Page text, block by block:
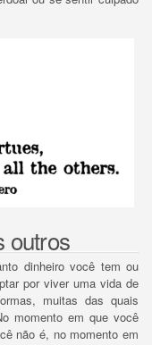
outros
dinheiro você tem ou
por viver uma vida de
muitas das quais
momento em que você
não é, no momento em